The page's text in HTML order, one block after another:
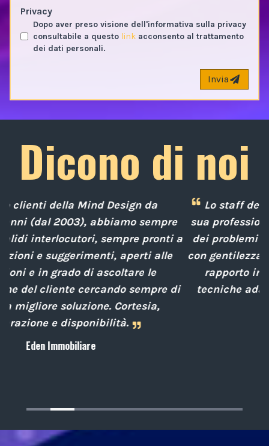
Privacy
Dopo aver preso visione dell'informativa sulla privacy
consultabile a questo link acconsento al trattamento
dei dati personali.
Invia
Dicono di noi
a
di
Lo staff della Mind Design ci ha mostrato la
sua professionalità nella soluzione tempestiva
dei problemi posti da noi nel corso degli anni,
con gentilezza e disponibilità nella gestione del
rapporto interpersonale, con competenze
tecniche adatte alle nostre esigenze sempre
attenti al cliente.
Archiplan